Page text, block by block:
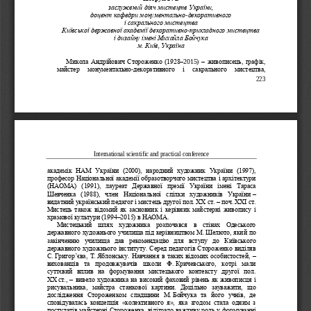
223
заслужений діяч мистецтв України,
доцент кафедри монументально-декоративного
і сакрального мистецтва
Київської державної академії декоративно-прикладного мистецтва
і дизайну імені Михайла Бойчука
м. Київ, Україна
Микола Андрійович Стороженко (1928–2015) – живописець, графік,
майстер   монументально-декоративного   і   сакрального   мистецтва,
International scientific and practical conference
академік  НАМ  України  (2000),  народний  художник  України  (1997),
професор Національної академії образотворчого мистецтва і архітектури
(НАОМА)  (1991),  лауреат  Державної  премії  України  імені  Тараса
Шевченка  (1988),  член  Національної  спілки  художників  України –
видатний український педагог і мистець другої пол. ХХ ст. –поч. ХХІ ст.
Мистець також відомий як  засновник і  керівник майстерні  живопису  і
храмової культури (1994–2015) в НАОМА.
Мистецький  шлях  художника  розпочався  в  стінах  Одеського
державного художнього училища під керівництвом М. Шелюто, який по
закінченню  училища  дав  рекомендацію  для  вступу
до
Київського
державного художнього інституту. Серед педагогів Стороженко виділяв
С. Григор’єва, Т. Яблонську. Навчання в таких відомих особистостей, –
вихованців  та  продовжувачів
школи  Ф. Кричевського,  котрі  мали
суттєвий  вплив  на  формування  мистецького  контексту  другої  пол.
ХХ ст., – вивело художника на високий фаховий рівень як живописця і
рисувальника,  майстра  станкової  картини.  Доцільно  зауважити,  що
дослідження  Стороженком  спадщини  М. Бойчука  та  його  учнів,  де
сповідувалась  концепція «колективного  я»,  яка  згодом  стала  одним  з